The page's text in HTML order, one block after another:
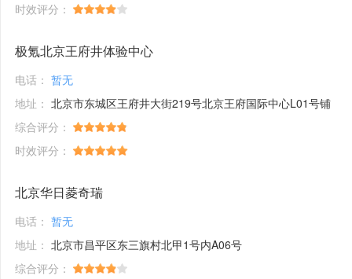
时效评分：
极氪北京王府井体验中心
电话： 暂无
地址： 北京市东城区王府井大街219号北京王府国际中心L01号铺
综合评分：
时效评分：
北京华日菱奇瑞
电话： 暂无
地址： 北京市昌平区东三旗村北甲1号内A06号
综合评分：